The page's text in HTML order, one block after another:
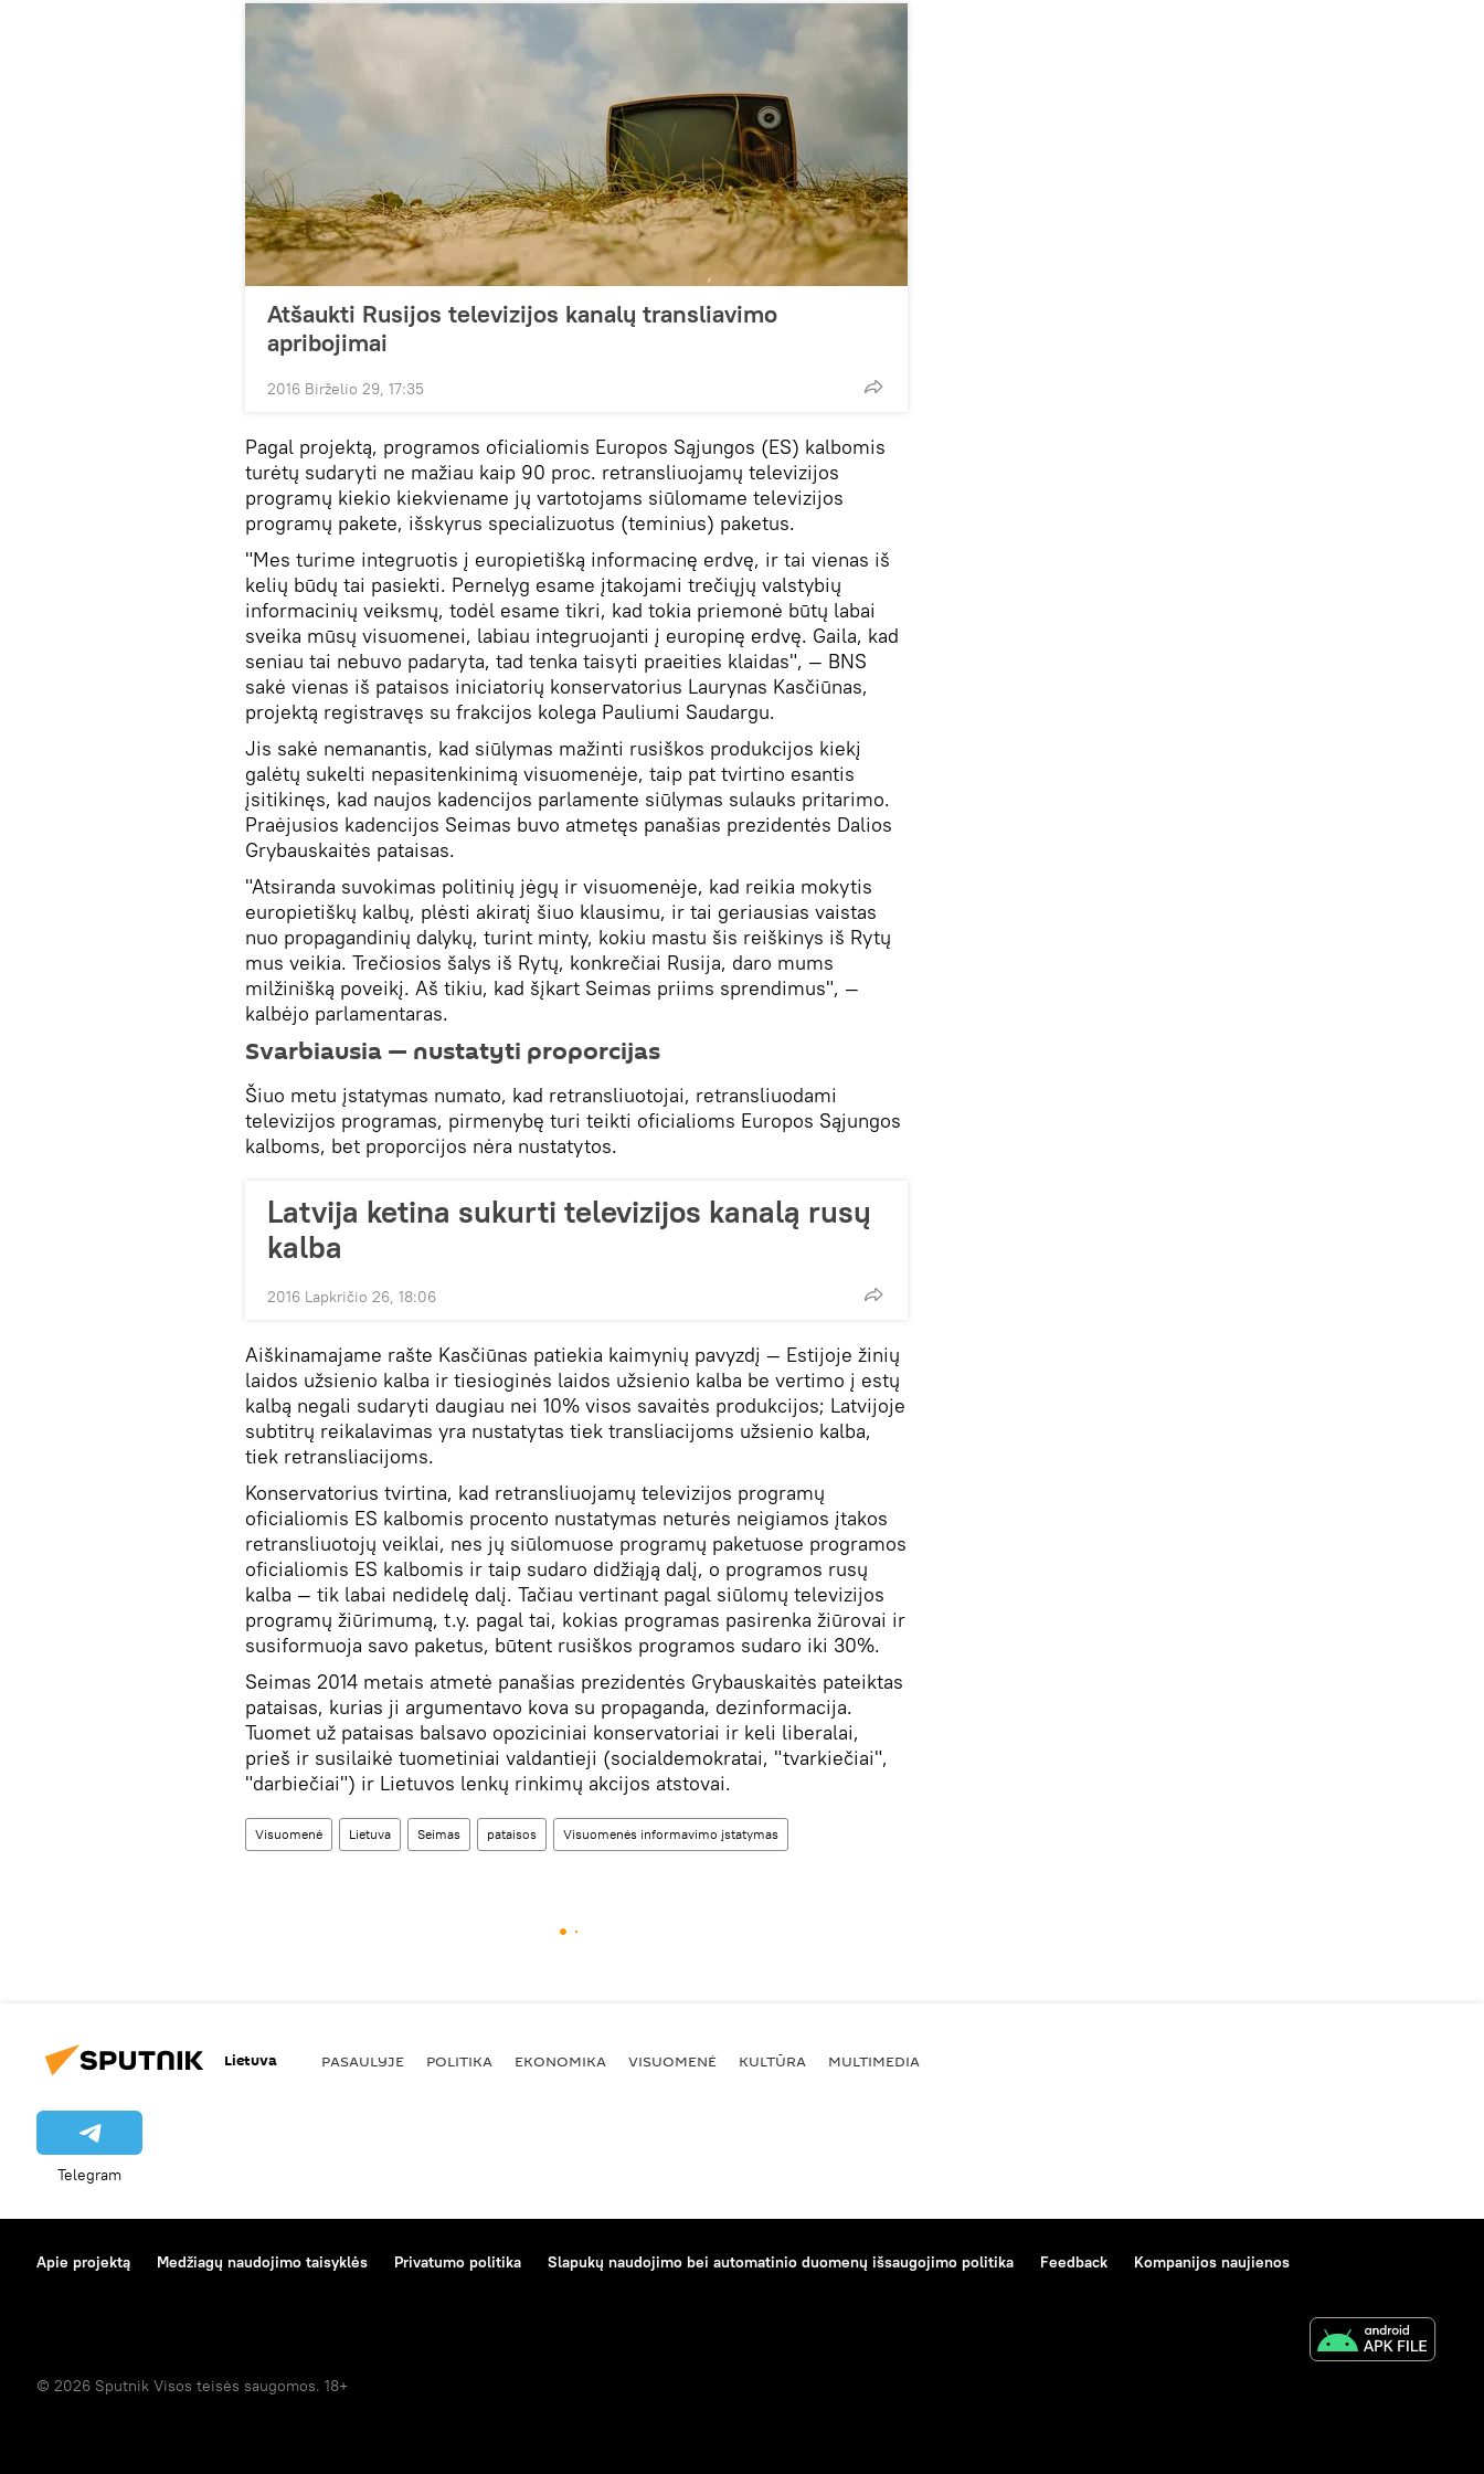
Atšaukti Rusijos televizijos kanalų transliavimo
apribojimai
2016 Birželio 29, 17:35
Pagal projektą, programos oficialiomis Europos Sąjungos (ES) kalbomis
turėtų sudaryti ne mažiau kaip 90 proc. retransliuojamų televizijos
programų kiekio kiekviename jų vartotojams siūlomame televizijos
programų pakete, išskyrus specializuotus (teminius) paketus.
"Mes turime integruotis į europietišką informacinę erdvę, ir tai vienas iš
kelių būdų tai pasiekti. Pernelyg esame įtakojami trečiųjų valstybių
informacinių veiksmų, todėl esame tikri, kad tokia priemonė būtų labai
sveika mūsų visuomenei, labiau integruojanti į europinę erdvę. Gaila, kad
seniau tai nebuvo padaryta, tad tenka taisyti praeities klaidas", — BNS
sakė vienas iš pataisos iniciatorių konservatorius Laurynas Kasčiūnas,
projektą registravęs su frakcijos kolega Pauliumi Saudargu.
Jis sakė nemanantis, kad siūlymas mažinti rusiškos produkcijos kiekį
galėtų sukelti nepasitenkinimą visuomenėje, taip pat tvirtino esantis
įsitikinęs, kad naujos kadencijos parlamente siūlymas sulauks pritarimo.
Praėjusios kadencijos Seimas buvo atmetęs panašias prezidentės Dalios
Grybauskaitės pataisas.
"Atsiranda suvokimas politinių jėgų ir visuomenėje, kad reikia mokytis
europietiškų kalbų, plėsti akiratį šiuo klausimu, ir tai geriausias vaistas
nuo propagandinių dalykų, turint minty, kokiu mastu šis reiškinys iš Rytų
mus veikia. Trečiosios šalys iš Rytų, konkrečiai Rusija, daro mums
milžinišką poveikį. Aš tikiu, kad šįkart Seimas priims sprendimus", —
kalbėjo parlamentaras.
Svarbiausia — nustatyti proporcijas
Šiuo metu įstatymas numato, kad retransliuotojai, retransliuodami
televizijos programas, pirmenybę turi teikti oficialioms Europos Sąjungos
kalboms, bet proporcijos nėra nustatytos.
Latvija ketina sukurti televizijos kanalą rusų
kalba
2016 Lapkričio 26, 18:06
Aiškinamajame rašte Kasčiūnas patiekia kaimynių pavyzdį — Estijoje žinių
laidos užsienio kalba ir tiesioginės laidos užsienio kalba be vertimo į estų
kalbą negali sudaryti daugiau nei 10% visos savaitės produkcijos; Latvijoje
subtitrų reikalavimas yra nustatytas tiek transliacijoms užsienio kalba,
tiek retransliacijoms.
Konservatorius tvirtina, kad retransliuojamų televizijos programų
oficialiomis ES kalbomis procento nustatymas neturės neigiamos įtakos
retransliuotojų veiklai, nes jų siūlomuose programų paketuose programos
oficialiomis ES kalbomis ir taip sudaro didžiąją dalį, o programos rusų
kalba — tik labai nedidelę dalį. Tačiau vertinant pagal siūlomų televizijos
programų žiūrimumą, t.y. pagal tai, kokias programas pasirenka žiūrovai ir
susiformuoja savo paketus, būtent rusiškos programos sudaro iki 30%.
Seimas 2014 metais atmetė panašias prezidentės Grybauskaitės pateiktas
pataisas, kurias ji argumentavo kova su propaganda, dezinformacija.
Tuomet už pataisas balsavo opoziciniai konservatoriai ir keli liberalai,
prieš ir susilaikė tuometiniai valdantieji (socialdemokratai, "tvarkiečiai",
"darbiečiai") ir Lietuvos lenkų rinkimų akcijos atstovai.
Visuomenė Lietuva Seimas pataisos Visuomenės informavimo įstatymas
Lietuva PASAULYJE POLITIKA EKONOMIKA VISUOMENĖ KULTŪRA MULTIMEDIA
Telegram
Apie projektą Medžiagų naudojimo taisyklės Privatumo politika Slapukų naudojimo bei automatinio duomenų išsaugojimo politika Feedback Kompanijos naujienos
© 2026 Sputnik Visos teisės saugomos. 18+